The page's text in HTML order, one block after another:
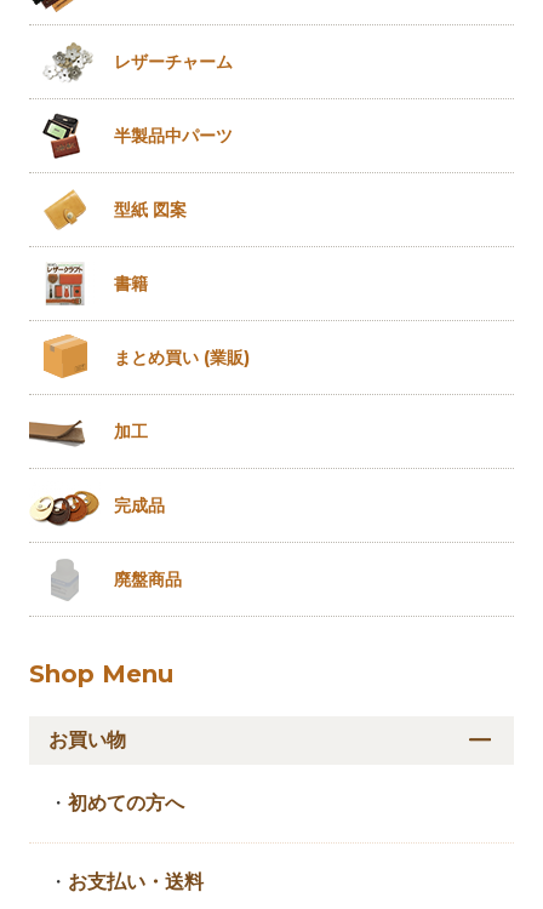
レザーチャーム
半製品中パーツ
型紙 図案
書籍
まとめ買い (業販)
加工
完成品
廃盤商品
Shop Menu
お買い物
・初めての方へ
・ お支払い・送料